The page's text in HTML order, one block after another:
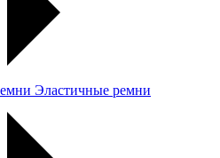
Эластичные ремни